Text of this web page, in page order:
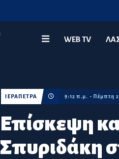
WEB TV
Επίσκεψη
Σπυριδάκη
ΙΕΡΑΠΕΤΡΑ 9:12 π.μ. - Πέμπτη